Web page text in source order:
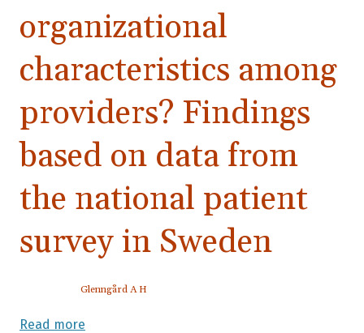
organizational
characteristics among
providers? Findings
based on data from
the national patient
survey in Sweden
Glenngård A H
Read more